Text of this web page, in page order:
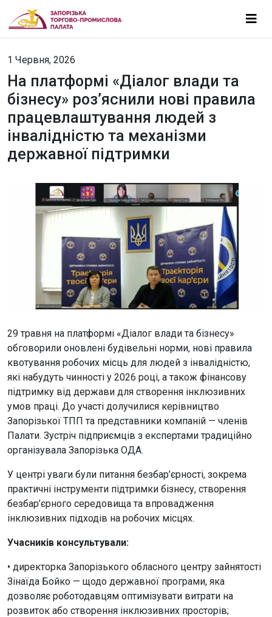
1 Червня, 2026
На платформі «Діалог влади та
бізнесу» роз’яснили нові правила
працевлаштування людей з
інвалідністю та механізми
державної підтримки
29 травня на платформі «Діалог влади та бізнесу»
обговорили оновлені будівельні норми, нові правила
квотування робочих місць для людей з інвалідністю,
які набудуть чинності у 2026 році, а також фінансову
підтримку від держави для створення інклюзивних
умов праці. До участі долучилися керівництво
Запорізької ТПП та представники компаній — членів
Палати. Зустріч підприємців з експертами традиційно
організувала Запорізька ОДА.
У центрі уваги були питання безбар’єрності, зокрема
практичні інструменти підтримки бізнесу, створення
безбар’єрного середовища та впровадження
інклюзивних підходів на робочих місцях.
Учасників консультували:
• директорка Запорізького обласного центру зайнятості
Зінаїда Бойко — щодо державної програми, яка
дозволяє роботодавцям оптимізувати витрати на
розвиток або створення інклюзивних просторів;